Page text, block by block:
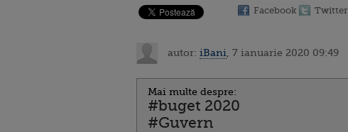
Facebook Twitter
autor: iBani , 7 ianuarie 2020 09:49
Mai multe despre:
#buget 2020
#Guvern